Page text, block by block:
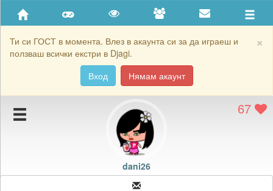
×
Ти си ГОСТ в момента. Влез в акаунта си за да играеш и
ползваш всички екстри в Djagi.
Вход
Нямам акаунт
Приятели
Хронология на игри
Подаръците на dani26 67
dani26